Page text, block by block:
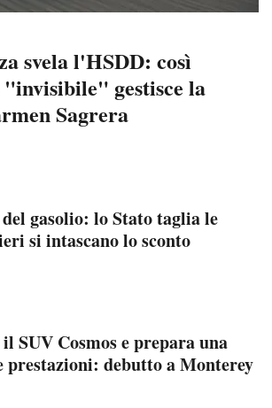
svela l'HSDD: così
gestisce la
Sagrera
gasolio: lo Stato taglia le
si intascano lo sconto
SUV Cosmos e prepara una
debutto a Monterey